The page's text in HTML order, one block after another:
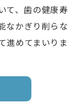
て、歯の健康寿
なかぎり削らな
進めてまいりま